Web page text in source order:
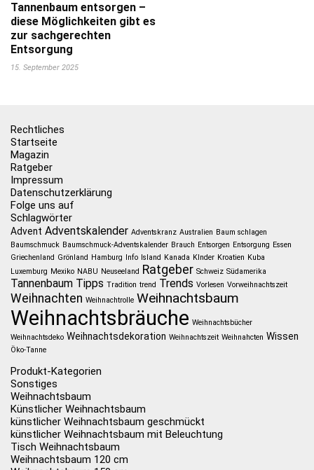
Tannenbaum entsorgen –
diese Möglichkeiten gibt es
zur sachgerechten
Entsorgung
15. September 2025
Rechtliches
Startseite
Magazin
Ratgeber
Impressum
Datenschutzerklärung
Folge uns auf
Schlagwörter
Advent Adventskalender Adventskranz Australien Baum schlagen
Baumschmuck Baumschmuck-Adventskalender Brauch Entsorgen Entsorgung Essen
Griechenland Grönland Hamburg Info Island Kanada KInder Kroatien Kuba
Luxemburg Mexiko NABU Neuseeland Ratgeber Schweiz Südamerika
Tannenbaum Tipps Tradition trend Trends Vorlesen Vorweihnachtszeit
Weihnachten Weihnachtrolle Weihnachtsbaum
Weihnachtsbräuche Weihnachtsbücher
Weihnachtsdeko Weihnachtsdekoration Weihnachtszeit Weihnahcten Wissen
Öko-Tanne
Produkt-Kategorien
Sonstiges
Weihnachtsbaum
Künstlicher Weihnachtsbaum
künstlicher Weihnachtsbaum geschmückt
künstlicher Weihnachtsbaum mit Beleuchtung
Tisch Weihnachtsbaum
Weihnachtsbaum 120 cm